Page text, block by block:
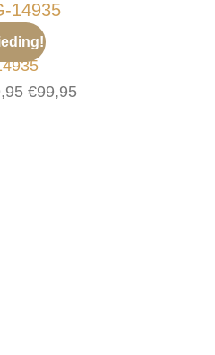
Oorspronkelijke
€99,95Huidige